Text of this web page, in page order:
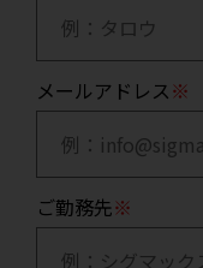
メールアドレス
ご勤務先